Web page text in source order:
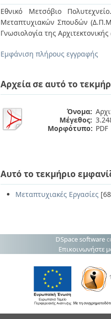
Εθνικό Μετσόβιο
Μεταπτυχιακών Σπουδών
Γνωσιολογία της
Εμφάνιση πλήρους εγγραφής
Αρχεία σε αυτό το
Όνομα:
Μέγεθος:
Μορφότυπο: PDF
Αυτό το τεκμήριο
Μεταπτυχιακές Εργασίες
DSpace software
Επικοινωνήστε